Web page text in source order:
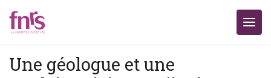
Une géologue et une